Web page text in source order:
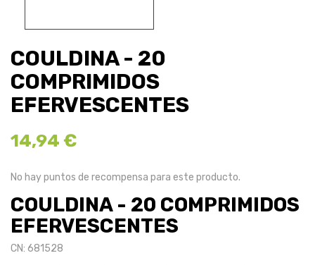
COULDINA - 20
COMPRIMIDOS
EFERVESCENTES
14,94 €
No hay puntos de recompensa para este producto.
COULDINA - 20 COMPRIMIDOS
EFERVESCENTES
CN: 681528